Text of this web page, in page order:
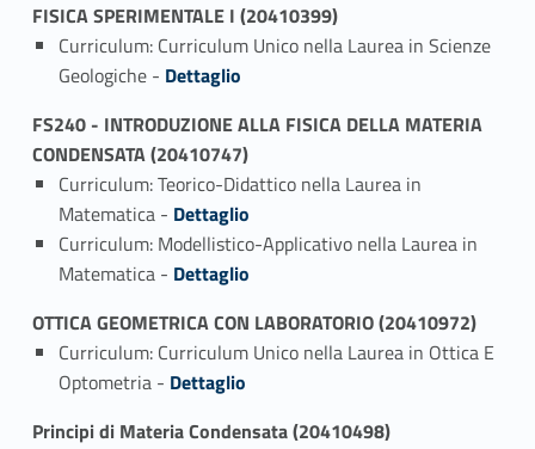
FISICA SPERIMENTALE I (20410399)
Curriculum: Curriculum Unico nella Laurea in Scienze
Geologiche - Link identifier #identifier_person_156752-1
Dettaglio
FS240 - INTRODUZIONE ALLA FISICA DELLA MATERIA
CONDENSATA (20410747)
Curriculum: Teorico-Didattico nella Laurea in
Matematica - Link identifier #identifier_person_161029-1
Dettaglio
Curriculum: Modellistico-Applicativo nella Laurea in
Matematica - Link identifier #identifier_person_107504-2
Dettaglio
OTTICA GEOMETRICA CON LABORATORIO (20410972)
Curriculum: Curriculum Unico nella Laurea in Ottica E
Optometria - Link identifier #identifier_person_109718-1
Dettaglio
Principi di Materia Condensata (20410498)